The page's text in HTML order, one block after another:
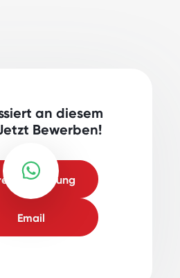
an diesem
Bewerben!
Email